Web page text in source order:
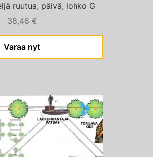
ruutua, päivä, lohko G
38,46 €
Varaa nyt